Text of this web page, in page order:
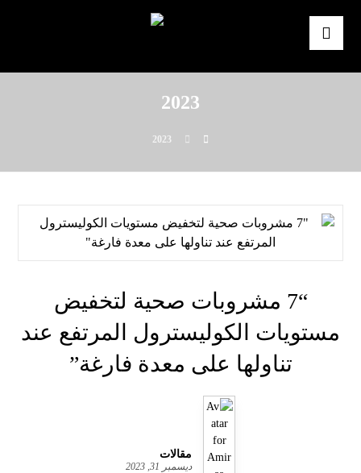
2023
2023
“7 مشروبات صحية لتخفيض
مستويات الكوليسترول المرتفع عند
تناولها على معدة فارغة”
مقالات
ديسمبر 31, 2023